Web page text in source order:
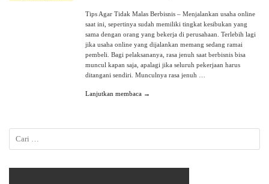
Tips Agar Tidak Malas Berbisnis – Menjalankan usaha online
saat ini, sepertinya sudah memiliki tingkat kesibukan yang
sama dengan orang yang bekerja di perusahaan. Terlebih lagi
jika usaha online yang dijalankan memang sedang ramai
pembeli. Bagi pelaksananya, rasa jenuh saat berbisnis bisa
muncul kapan saja, apalagi jika seluruh pekerjaan harus
ditangani sendiri. Munculnya rasa jenuh …
Lanjutkan membaca →